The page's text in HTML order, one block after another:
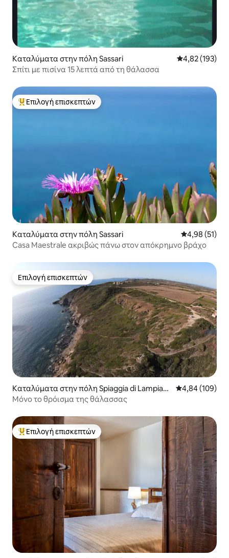
Καταλύματα στην πόλη Sassari Μέση
4,82 (193)
Σπίτι με πισίνα 15 λεπτά από τη θάλασσα
Κορυφαία επιλογή επισκεπτών
Επιλογή επισκεπτών
Καταλύματα στην πόλη Sassari Μέση
4,98 (51)
Casa Maestrale ακριβώς πάνω στον απόκρημνο βράχο
Επιλογή επισκεπτών
Επιλογή επισκεπτών
Καταλύματα στην πόλη Spiaggia di Lampian
u
Μέση
4,84 (109)
Μόνο το θρόισμα της θάλασσας
Κορυφαία επιλογή επισκεπτών
Επιλογή επισκεπτών